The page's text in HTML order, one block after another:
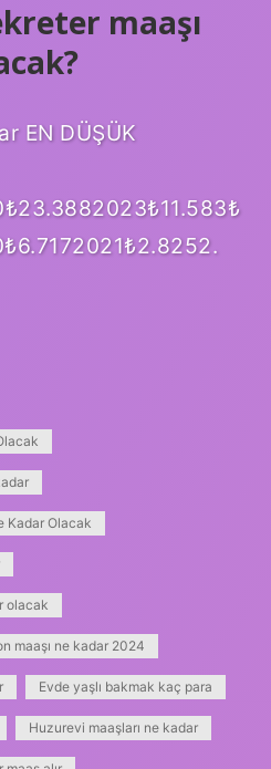
maaşı
EN DÜŞÜK
Kadar Olacak
olacak
maaşı ne kadar 2024
Evde yaşlı bakmak kaç para
Huzurevi maaşları ne kadar